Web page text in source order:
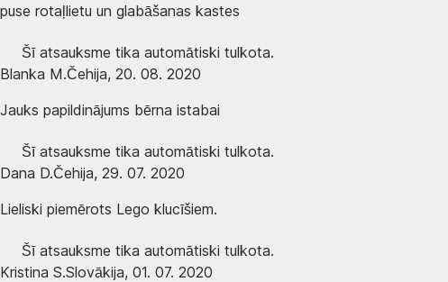
puse rotaļlietu un glabāšanas kastes
Šī atsauksme tika automātiski tulkota.
Blanka M.Čehija, 20. 08. 2020
Jauks papildinājums bērna istabai
Šī atsauksme tika automātiski tulkota.
Dana D.Čehija, 29. 07. 2020
Lieliski piemērots Lego klucīšiem.
Šī atsauksme tika automātiski tulkota.
Kristina S.Slovākija, 01. 07. 2020